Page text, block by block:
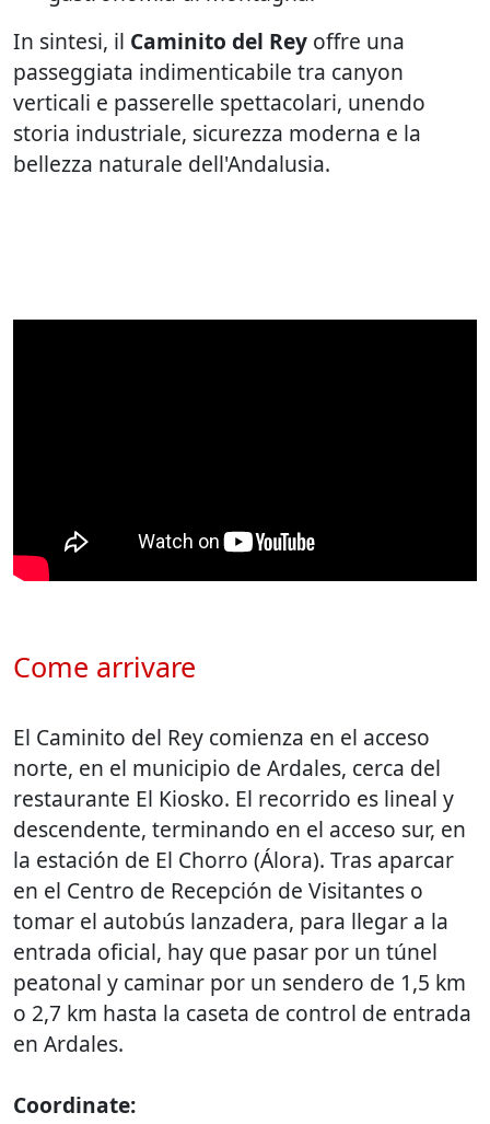
In sintesi, il Caminito del Rey offre una
passeggiata indimenticabile tra canyon
verticali e passerelle spettacolari, unendo
storia industriale, sicurezza moderna e la
bellezza naturale dell'Andalusia.
Come arrivare
El Caminito del Rey comienza en el acceso
norte, en el municipio de Ardales, cerca del
restaurante El Kiosko. El recorrido es lineal y
descendente, terminando en el acceso sur, en
la estación de El Chorro (Álora). Tras aparcar
en el Centro de Recepción de Visitantes o
tomar el autobús lanzadera, para llegar a la
entrada oficial, hay que pasar por un túnel
peatonal y caminar por un sendero de 1,5 km
o 2,7 km hasta la caseta de control de entrada
en Ardales.
Coordinate: